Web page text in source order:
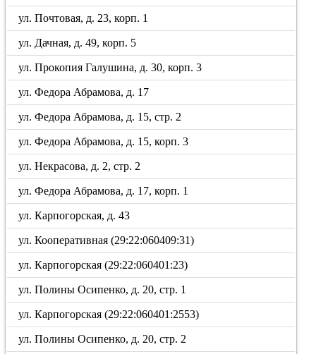
ул. Почтовая, д. 23, корп. 1
ул. Дачная, д. 49, корп. 5
ул. Прокопия Галушина, д. 30, корп. 3
ул. Федора Абрамова, д. 17
ул. Федора Абрамова, д. 15, стр. 2
ул. Федора Абрамова, д. 15, корп. 3
ул. Некрасова, д. 2, стр. 2
ул. Федора Абрамова, д. 17, корп. 1
ул. Карпогорская, д. 43
ул. Кооперативная (29:22:060409:31)
ул. Карпогорская (29:22:060401:23)
ул. Полины Осипенко, д. 20, стр. 1
ул. Карпогорская (29:22:060401:2553)
ул. Полины Осипенко, д. 20, стр. 2